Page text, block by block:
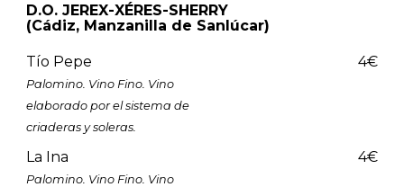
D.O. JEREX-XÉRES-SHERRY
(Cádiz, Manzanilla de Sanlúcar)
Tío Pepe
Palomino. Vino Fino. Vino
elaborado por el sistema de
criaderas y soleras.
4€
La Ina
Palomino. Vino Fino. Vino
4€